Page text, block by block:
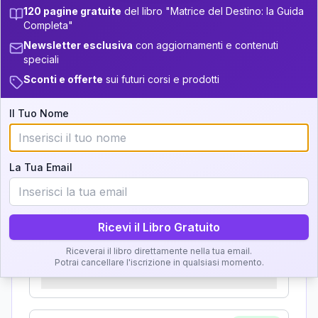
13.5-14 +4 16
14-16 11
17.5-18.5 +6 19
+4 9
34-36
Zone della Matrice:
Analisi, Significato e
GRATIS
Zona del Ritratto
Karma Genitore-Figlio
120 pagine gratuite del libro "Matrice del Destino: la Guida
Completa"
Newsletter esclusiva con aggiornamenti e contenuti
speciali
Sconti e offerte sui futuri corsi e prodotti
Il Tuo Nome
La Tua Email
Ricevi il Libro Gratuito
Riceverai il libro direttamente nella tua email.
Potrai cancellare l'iscrizione in qualsiasi momento.